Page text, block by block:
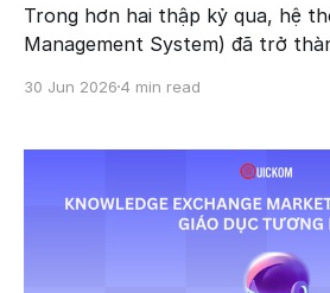
Trong hơn hai thập kỷ qua, hệ
Management System) đã trở
Blackboard hay Canvas giúp
nhiên, trong
30 Jun 2026 4 min read